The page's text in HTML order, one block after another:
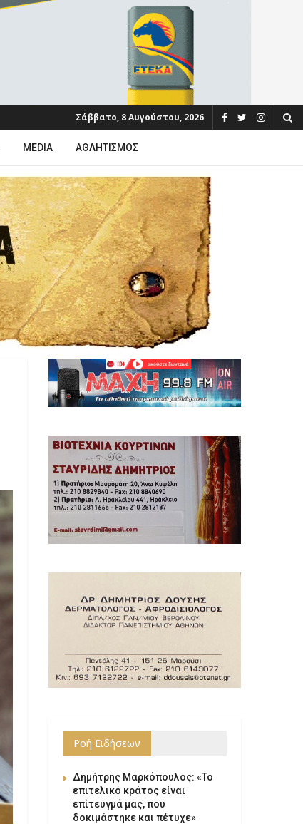
Σάββατο, 8 Αυγούστου, 2026
MEDIA ΑΘΛΗΤΙΣΜΌΣ
Ροή Ειδήσεων
Δημήτρης Μαρκόπουλος: «Το
επιτελικό κράτος είναι
επίτευγμά μας, που
δοκιμάστηκε και πέτυχε»